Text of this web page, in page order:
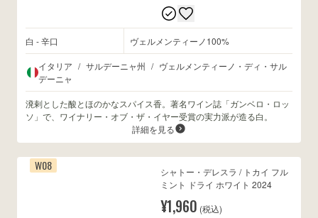
白 - 辛口 ヴェルメンティーノ100%
イタリア / サルデーニャ州 / ヴェルメンティーノ・ディ・サル
デーニャ
溌剌とした酸とほのかなスパイス香。著名ワイン誌「ガンベロ・ロッ
ソ」で、ワイナリー・オブ・ザ・イヤー受賞の実力派が造る白。
詳細を見る
W08
シャトー・デレスラ / トカイ フル
ミント ドライ ホワイト 2024
¥1,960 (税込)